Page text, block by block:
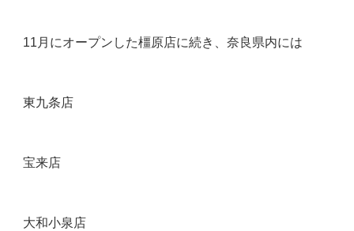
11月にオープンした橿原店に続き、奈良県内には
東九条店
宝来店
大和小泉店